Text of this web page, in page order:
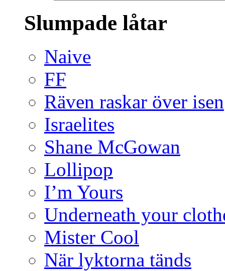
Slumpade låtar
Naive
FF
Räven raskar över isen
Israelites
Shane McGowan
Lollipop
I’m Yours
Underneath your
Mister Cool
När lyktorna tänds